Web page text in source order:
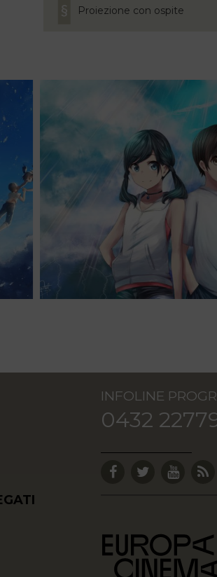
Proiezione con ospite
INFOLINE
0432